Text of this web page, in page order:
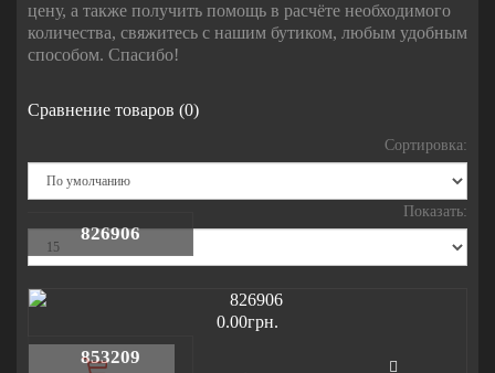
цену, а также получить помощь в расчёте необходимого
количества, свяжитесь с нашим бутиком, любым удобным
способом. Спасибо!
Сравнение товаров (0)
Сортировка:
Показать:
826906
0.00грн.
853209